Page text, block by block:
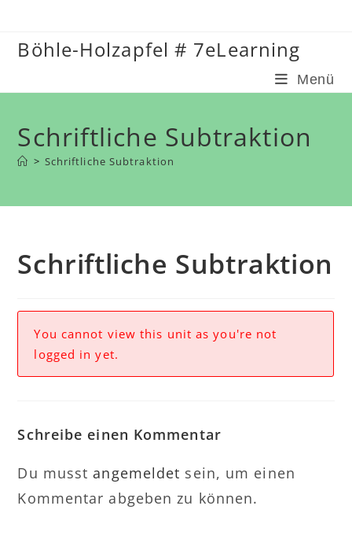
springen
Böhle-Holzapfel # 7eLearning
Menü
Schriftliche Subtraktion
> Schriftliche Subtraktion
Schriftliche Subtraktion
You cannot view this unit as you're not
logged in yet.
Schreibe einen Kommentar
Du musstangemeldet sein, um einen
Kommentar abgeben zu können.